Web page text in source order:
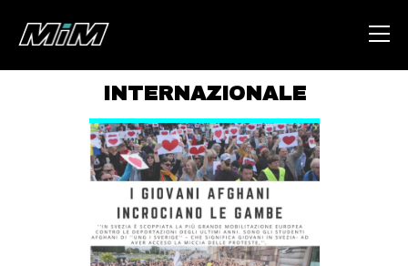
ABOUT
AREA
DEGENERAZIONE
GAZA FREESTYLE
INTERNAZIONALE